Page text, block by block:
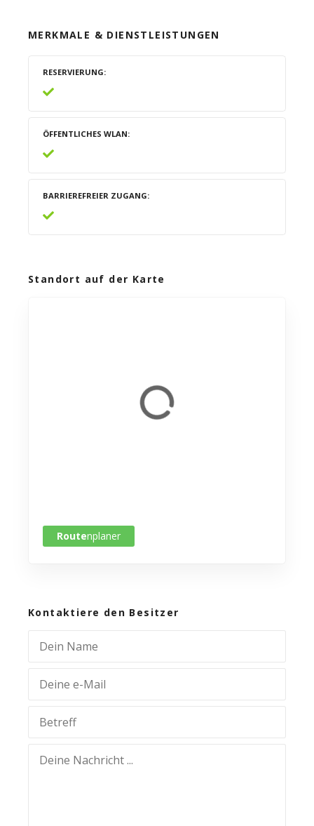
MERKMALE & DIENSTLEISTUNGEN
RESERVIERUNG
ÖFFENTLICHES WLAN
BARRIEREFREIER ZUGANG
Standort auf der Karte
Routenplaner
Kontaktiere den Besitzer